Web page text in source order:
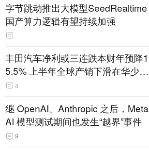
字节跳动推出大模型SeedRealtime
国产算力逻辑有望持续加强
丰田汽车净利或三连跌本财年预降1
5.5% 上半年全球产销下滑在华少卖
14.3万辆
4
继 OpenAI、Anthropic 之后，Meta
AI 模型测试期间也发生“越界”事件
9